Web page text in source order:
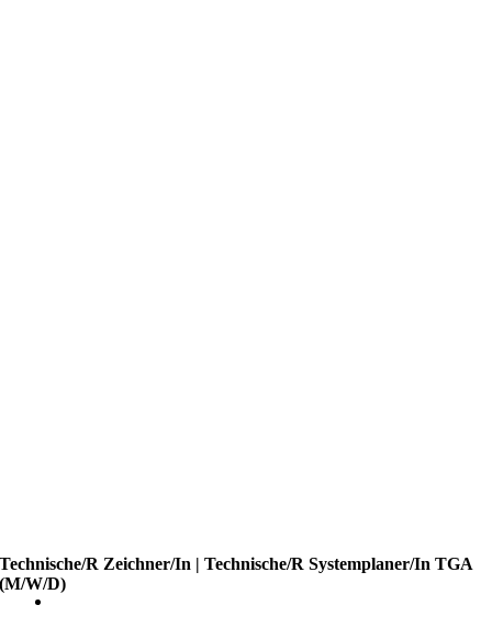
Technische/r Zeichner/in | Technische/r Systemplaner/in TGA
(m/w/d)